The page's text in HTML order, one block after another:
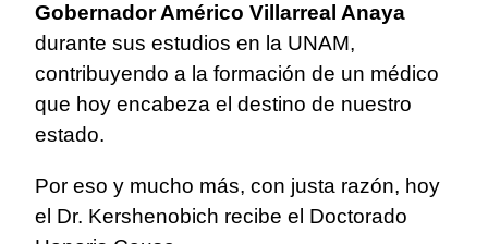
Gobernador Américo Villarreal Anaya
durante sus estudios en la UNAM,
contribuyendo a la formación de un médico
que hoy encabeza el destino de nuestro
estado.
Por eso y mucho más, con justa razón, hoy
el Dr. Kershenobich recibe el Doctorado